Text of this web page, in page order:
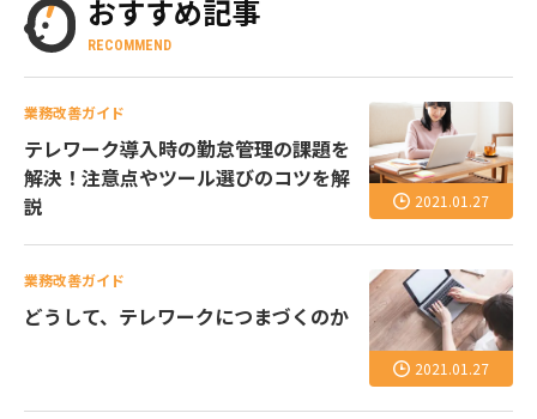
おすすめ記事
RECOMMEND
2021.01.27
業務改善ガイド
テレワーク導入時の勤怠管理の課題を
解決！注意点やツール選びのコツを解
説
2021.01.27
業務改善ガイド
どうして、テレワークにつまづくのか